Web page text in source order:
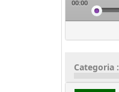
00:00
Categoria :